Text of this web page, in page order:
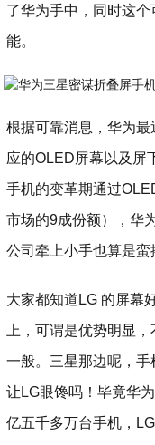
了华为手中，同时这
能。
根据可靠消息，华为
应的OLED屏幕以及屏
手机的变革期通过
市场的9成份额），华
公司牵上小手也算是蛮
大家都知道LG 的屏幕
上，可谓是优势明显
一般。三星那边呢，
让LG眼馋吗！毕竟华
亿五千多万台手机，